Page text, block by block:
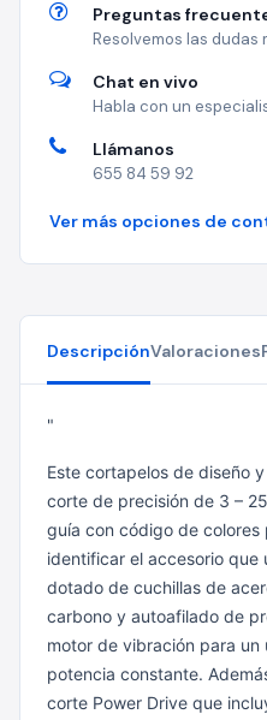
Preguntas
Resolvemos las dudas
Chat en vivo
Habla con un
Llámanos
655 84 59 92
Ver más opciones de
DescripciónValoraciones
"
Este cortapelos de diseño
corte de precisión de 3 –
guía con código de colores
identificar el accesorio que
dotado de cuchillas de
carbono y autoafilado de
motor de vibración para un
potencia constante.
corte Power Drive que